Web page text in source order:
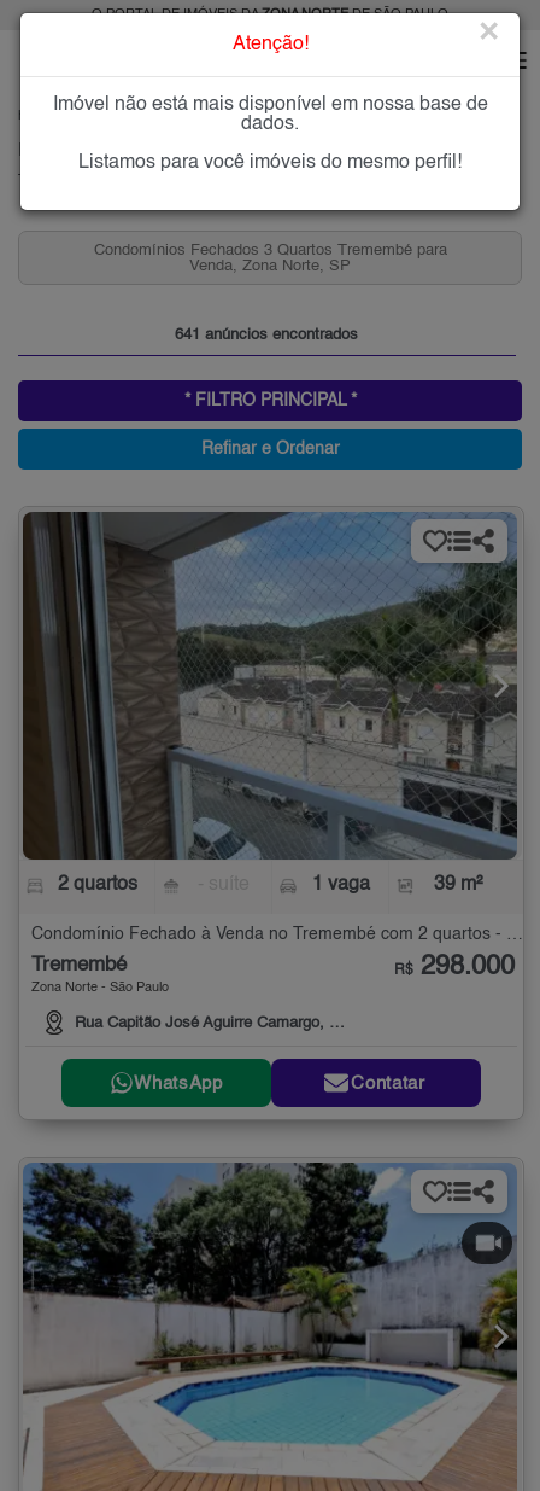
O PORTAL DE IMÓVEIS DAZONA NORTEDE SÃO PAULO
TREMEMBÉ
Imóveis à Venda no Tremembé, Zona Norte de São Paulo
Condomínios Fechados 2 Quartos Tremembé para
Venda, Zona Norte, SP
641 anúncios encontrados
* FILTRO PRINCIPAL *
Refinar e Ordenar
2 quartos 1 vaga 39 m²
Condomínio Fechado à Venda no Tremembé com 2 quartos - 39 m²
Tremembé
Zona Norte - São Paulo
Rua Capitão José Aguirre Camargo, 109
R$ 298.000
WhatsApp Contatar
Atenção! ×
Imóvel não está mais disponível em nossa base de
dados.
Listamos para você imóveis do mesmo perfil!